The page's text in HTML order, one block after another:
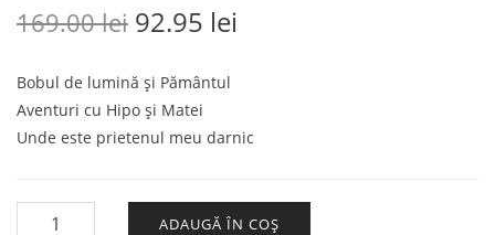
169.00lei Prețul inițial a fost: 169.00 lei.
92.95 lei
Bobul de lumină și Pământul
Aventuri cu Hipo și Matei
Unde este prietenul meu darnic
ADAUGĂ ÎN COȘ